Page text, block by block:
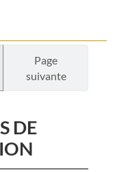
Page
suivante
DE